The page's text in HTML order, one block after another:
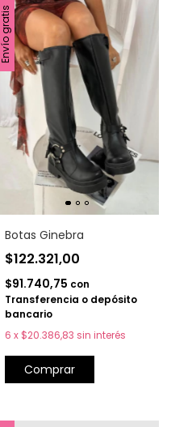
Envío gratis
Botas Ginebra
$122.321,00
$91.740,75 con
Transferencia o depósito
bancario
6 x $20.386,83 sin interés
Comprar